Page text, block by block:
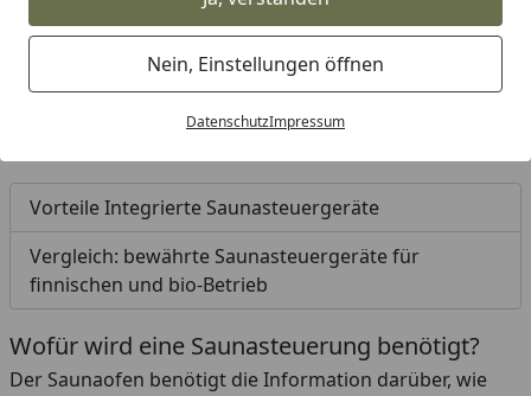
Nein, Einstellungen öffnen
DatenschutzImpressum
beim Saunieren spielen wird. In diesem Beitrag erfahren
Sie, worauf es bei der Wahl der richtigen Steuerung für
die Sauna ankommt und was eigentlich die
Unterschiede zwischen den verschiedenen Typen
Vorteile Integrierte Saunasteuergeräte
Vergleich: bewährte Saunasteuergeräte für
finnischen und bio-Betrieb
Wofür wird eine Saunasteuerung benötigt?
Der Saunaofen benötigt die Information darüber, wie